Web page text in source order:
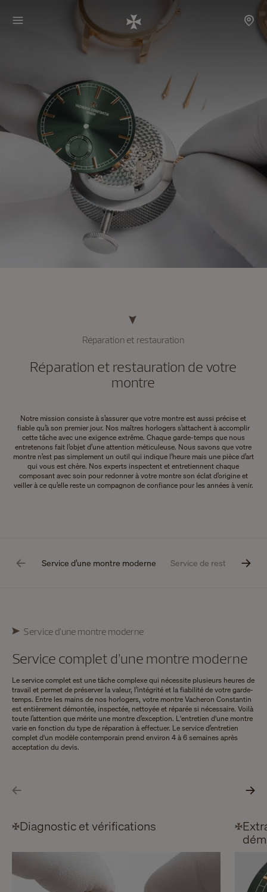
Réparation et restauration
Réparation et restauration de votre
montre
Notre mission consiste à s’assurer que votre montre est aussi précise et
fiable qu’à son premier jour. Nos maîtres horlogers s’attachent à accomplir
cette tâche avec une exigence extrême. Chaque garde-temps que nous
entretenons fait l’objet d’une attention méticuleuse. Nous savons que votre
montre n’est pas simplement un outil qui indique l’heure mais une pièce d’art
qui vous est chère. Nos experts inspectent et entretiennent chaque
composant avec soin pour redonner à votre montre son éclat d’origine et
veiller à ce qu’elle reste un compagnon de confiance pour les années à venir.
Service d’une montre moderne Service de restauration
Service d’une montre moderne
Service complet d’une montre moderne
Le service complet est une tâche complexe qui nécessite plusieurs heures de
travail et permet de préserver la valeur, l’intégrité et la fiabilité de votre garde-
temps. Entre les mains de nos horlogers, votre montre Vacheron Constantin
est entièrement démontée, inspectée, nettoyée et réparée si nécessaire. Voilà
toute l’attention que mérite une montre d’exception. L'entretien d'une montre
varie en fonction du type de réparation à effectuer. Le service d’entretien
complet d'un modèle contemporain prend environ 4 à 6 semaines après
acceptation du devis.
Diagnostic et vérifications